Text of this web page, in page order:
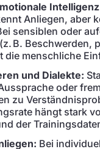
Anliegen, aber
sensiblen oder
B. Beschwerden,
die menschliche
und Dialekte:
oder
zu
hängt stark
der
Bei